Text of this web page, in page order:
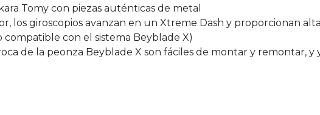
Tomy con piezas auténticas de metal
los giroscopios avanzan en un Xtreme Dash y proporcionan
con el sistema Beyblade X)
de la peonza Beyblade X son fáciles de montar y remontar, y